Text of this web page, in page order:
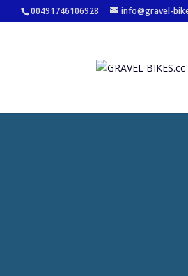
00491746106928 info@gravel-